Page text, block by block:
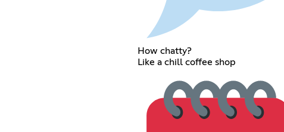
How chatty?
Like a chill coffee shop